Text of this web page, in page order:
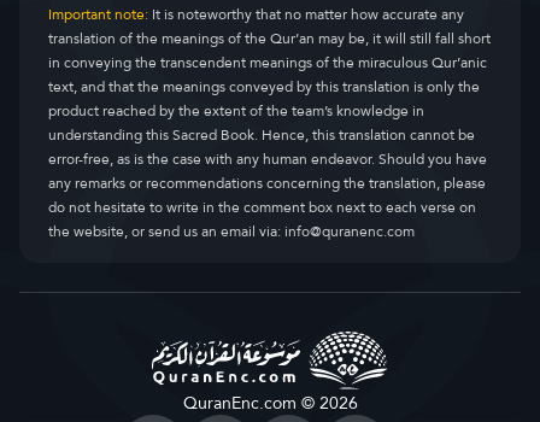
Important note:It is noteworthy that no matter how accurate any
translation of the meanings of the Qur’an may be, it will still fall short
in conveying the transcendent meanings of the miraculous Qur’anic
text, and that the meanings conveyed by this translation is only the
product reached by the extent of the team’s knowledge in
understanding this Sacred Book. Hence, this translation cannot be
error-free, as is the case with any human endeavor. Should you have
any remarks or recommendations concerning the translation, please
do not hesitate to write in the comment box next to each verse on
the website, or send us an email via:info@quranenc.com
QuranEnc.com © 2026